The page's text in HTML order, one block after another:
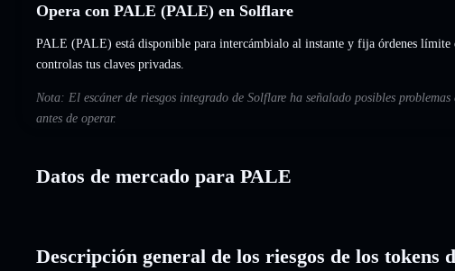
Opera con PALE (PALE) en Solflare
PALE (PALE) está disponible para intercámbialo al instante y fija órdenes límite
controlas tus claves privadas.
Nota: El escáner de riesgos integrado de Solflare ha señalado posibles
antes de operar.
Datos de mercado para PALE
Descripción general de los riesgos de los tokens